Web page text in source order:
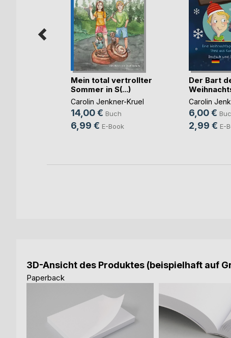
Mein total vertrollter
Sommer in S(...)
Carolin Jenkner-Kruel
14,00 € Buch
6,99 € E-Book
Der Bart
Carolin
6,00 €
2,99 € E-
3D-Ansicht des Produktes (beispielhaft auf
Paperback